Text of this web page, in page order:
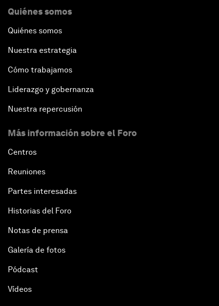
Quiénes somos
Quiénes somos
Nuestra estrategia
Cómo trabajamos
Liderazgo y gobernanza
Nuestra repercusión
Más información sobre el Foro
Centros
Reuniones
Partes interesadas
Historias del Foro
Notas de prensa
Galería de fotos
Pódcast
Vídeos